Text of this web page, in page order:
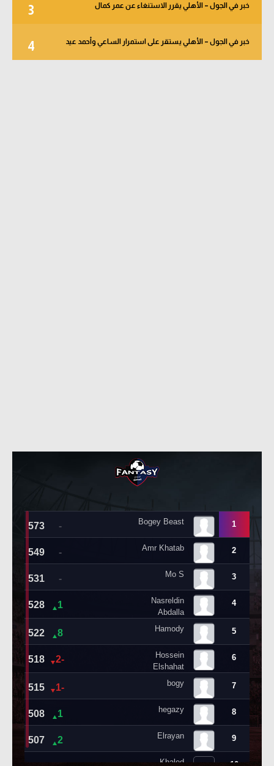
3 خبر في الجول – الأهلي يقرر الاستنغاء عن عمر كمال
4 خبر في الجول – الأهلي يستقر على استمرار الساعي وأحمد عيد